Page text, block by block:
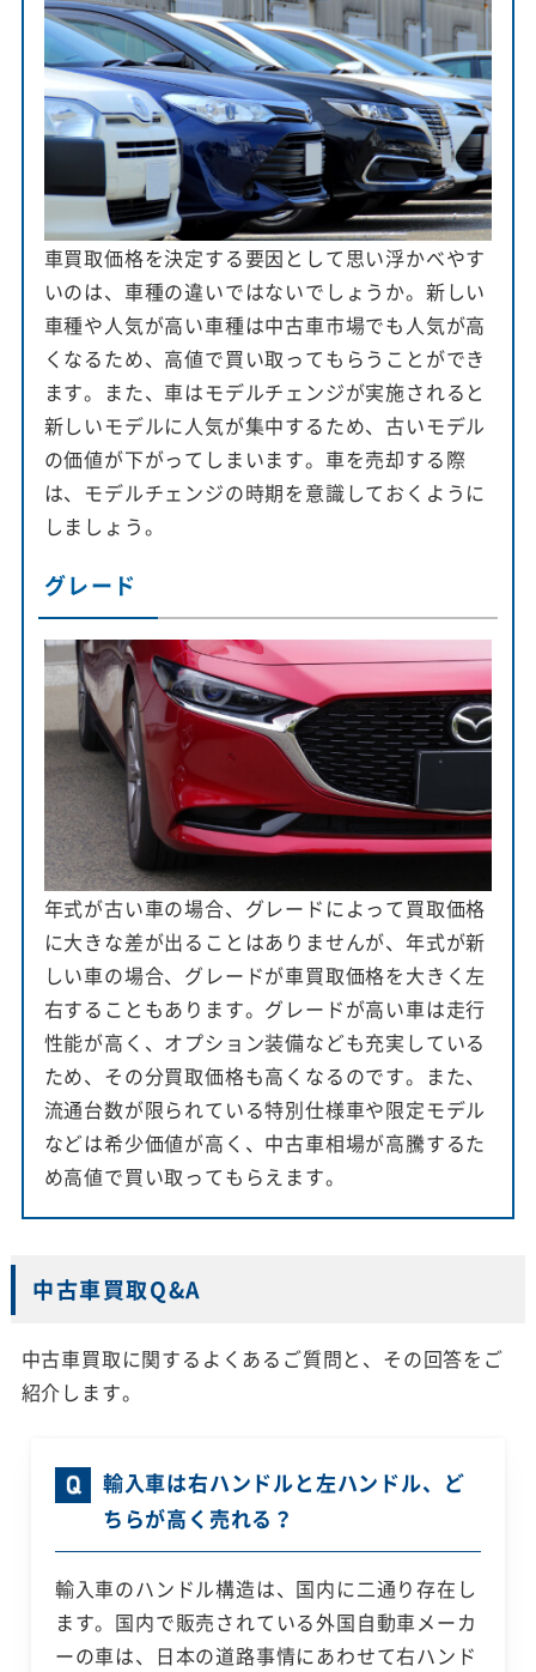
車買取価格を決定する要因として思い浮かべやす
いのは、車種の違いではないでしょうか。新しい
車種や人気が高い車種は中古車市場でも人気が高
くなるため、高値で買い取ってもらうことができ
ます。また、車はモデルチェンジが実施されると
新しいモデルに人気が集中するため、古いモデル
の価値が下がってしまいます。車を売却する際
は、モデルチェンジの時期を意識しておくように
しましょう。
グレード
年式が古い車の場合、グレードによって買取価格
に大きな差が出ることはありませんが、年式が新
しい車の場合、グレードが車買取価格を大きく左
右することもあります。グレードが高い車は走行
性能が高く、オプション装備なども充実している
ため、その分買取価格も高くなるのです。また、
流通台数が限られている特別仕様車や限定モデル
などは希少価値が高く、中古車相場が高騰するた
め高値で買い取ってもらえます。
中古車買取Q&A
中古車買取に関するよくあるご質問と、その回答をご
紹介します。
輸入車は右ハンドルと左ハンドル、ど
ちらが高く売れる？
輸入車のハンドル構造は、国内に二通り存在し
ます。国内で販売されている外国自動車メーカ
ーの車は、日本の道路事情にあわせて右ハンド